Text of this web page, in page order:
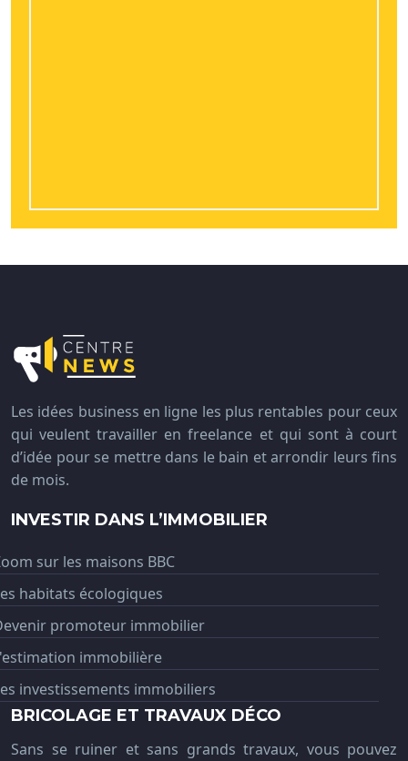
Les idées business en ligne les plus rentables pour ceux
qui veulent travailler en freelance et qui sont à court
d’idée pour se mettre dans le bain et arrondir leurs fins
de mois.
INVESTIR DANS L’IMMOBILIER
sur les maisons BBC
habitats écologiques
promoteur immobilier
immobilière
investissements immobiliers
BRICOLAGE ET TRAVAUX DÉCO
Sans se ruiner et sans grands travaux, vous pouvez